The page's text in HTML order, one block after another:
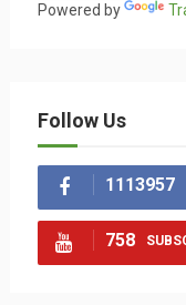
Powered by
Follow Us
1113957
758